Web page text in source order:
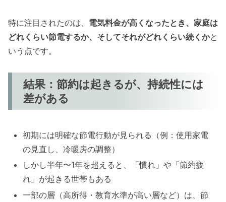
特に注目されたのは、 電気料金が高くなったとき、家庭は
どれくらい節電するか、そしてそれがどれくらい続くかと
いう点です。
結果：節約は起きるが、持続性には
差がある
初期には明確な節電行動が見られる（例：使用家電
の見直し、冷暖房の調整）
しかし半年〜1年を超えると、「慣れ」や「節約疲
れ」が起きる世帯もある
一部の層（高所得・教育水準が高い層など）は、節